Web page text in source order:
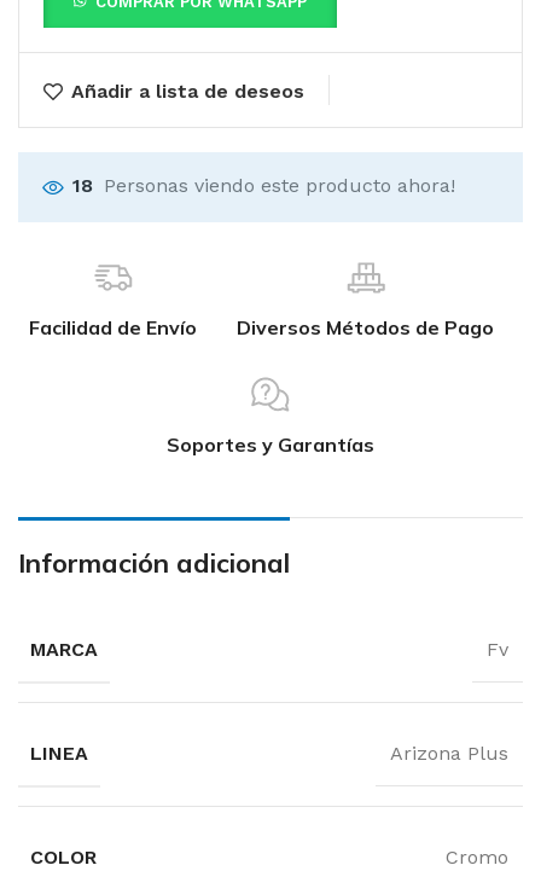
Añadir a lista de deseos
18 Personas viendo este producto ahora!
Facilidad de Envío Diversos Métodos de Pago
Soportes y Garantías
Información adicional
MARCA Fv
LINEA Arizona Plus
COLOR Cromo